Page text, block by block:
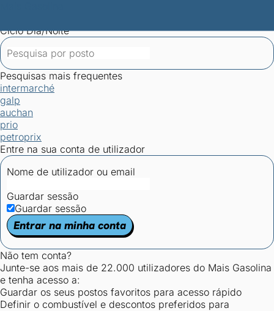
Ciclo Dia/Noite
Pesquisas mais frequentes
intermarché
galp
auchan
prio
petroprix
Entre na sua conta de utilizador
Nome de utilizador ou email
Guardar sessão
Guardar sessão
Entrar na minha conta
Não tem conta?
Junte-se aos mais de 22.000 utilizadores do Mais Gasolina
e tenha acesso a:
Guardar os seus postos favoritos para acesso rápido
Definir o combustível e descontos preferidos para